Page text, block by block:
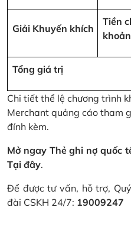
Giải Khuyến khích
Tiền
khoản
Tổng giá trị
Chi tiết thể lệ chương trình
Merchant quảng cáo tham
đính kèm.
Mở ngay Thẻ ghi nợ quốc
Tại đây.
Để được tư vấn, hỗ trợ,
đài CSKH 24/7: 19009247